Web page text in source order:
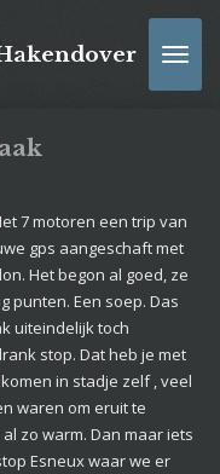
7 motoren een trip van
gps aangeschaft met
Het begon al goed, ze
punten. Een soep. Das
uiteindelijk toch
stop. Dat heb je met
in stadje zelf , veel
waren om eruit te
zo warm. Dan maar iets
Esneux waar we er